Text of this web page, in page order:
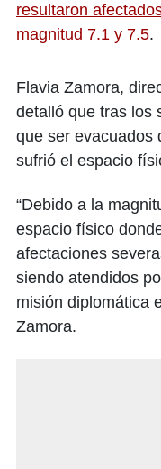
resultaron
magnitud 7.1 y 7.5.
Flavia Zamora,
detalló que tras los
que ser evacuados
sufrió el espacio
“Debido a la
espacio físico
afectaciones
siendo atendidos
misión diplomática
Zamora.